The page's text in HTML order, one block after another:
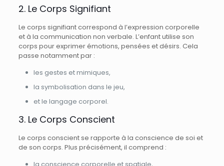
2. Le Corps Signifiant
Le corps signifiant correspond à l’expression corporelle
et à la communication non verbale. L’enfant utilise son
corps pour exprimer émotions, pensées et désirs. Cela
passe notamment par :
les gestes et mimiques,
la symbolisation dans le jeu,
et le langage corporel.
3. Le Corps Conscient
Le corps conscient se rapporte à la conscience de soi et
de son corps. Plus précisément, il comprend :